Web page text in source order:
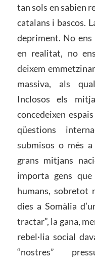
tan sols en sabien
catalans i bascos.
depriment. No ens
en realitat, no
deixem
massiva, als
Inclosos els
concedeixen
qüestions
submisos o més
grans mitjans
importa gens que
humans, sobretot
dies a Somàlia
tractar”, la gana,
rebel·lia social
“nostres”